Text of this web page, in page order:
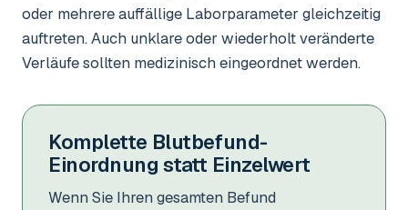
oder mehrere auffällige Laborparameter gleichzeitig
auftreten. Auch unklare oder wiederholt veränderte
Verläufe sollten medizinisch eingeordnet werden.
Komplette Blutbefund-
Einordnung statt Einzelwert
Wenn Sie Ihren gesamten Befund